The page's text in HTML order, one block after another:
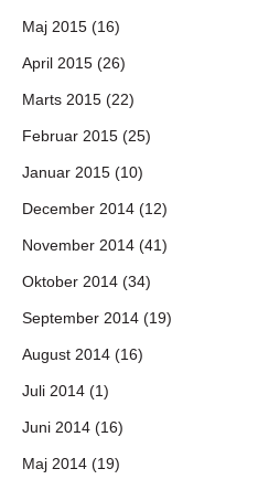
Maj 2015 (16)
April 2015 (26)
Marts 2015 (22)
Februar 2015 (25)
Januar 2015 (10)
December 2014 (12)
November 2014 (41)
Oktober 2014 (34)
September 2014 (19)
August 2014 (16)
Juli 2014 (1)
Juni 2014 (16)
Maj 2014 (19)